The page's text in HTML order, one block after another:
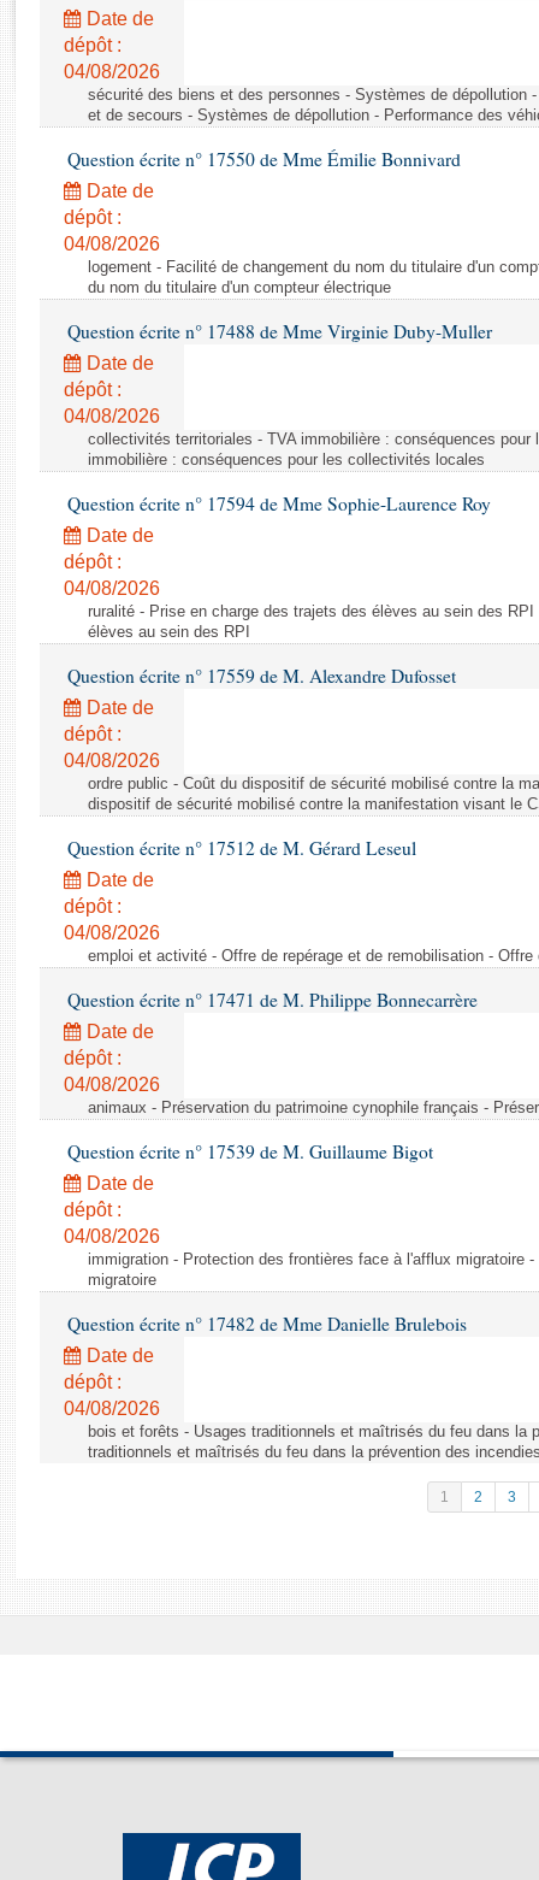
Rapports législatifs
Rapports sur l'application des lois
Baromètre de l’application des lois
Dossiers législatifs
Budget et sécurité sociale
Questions écrites et orales
Comptes rendus des débats
Date de
dépôt :
04/08/2026
sécurité des biens et des personnes - Systèmes de dépollution
et de secours - Systèmes de dépollution - Performance des
Question écrite n° 17550 de Mme Émilie Bonnivard
Date de
dépôt :
04/08/2026
logement - Facilité de changement du nom du titulaire d'un
du nom du titulaire d'un compteur électrique
Question écrite n° 17488 de Mme Virginie Duby-Muller
Date de
dépôt :
04/08/2026
collectivités territoriales - TVA immobilière : conséquences
immobilière : conséquences pour les collectivités locales
Question écrite n° 17594 de Mme Sophie-Laurence Roy
Date de
dépôt :
04/08/2026
ruralité - Prise en charge des trajets des élèves au sein des
élèves au sein des RPI
Question écrite n° 17559 de M. Alexandre Dufosset
Date de
dépôt :
04/08/2026
ordre public - Coût du dispositif de sécurité mobilisé contre la
dispositif de sécurité mobilisé contre la manifestation visant le
Question écrite n° 17512 de M. Gérard Leseul
Date de
dépôt :
04/08/2026
emploi et activité - Offre de repérage et de remobilisation -
Question écrite n° 17471 de M. Philippe Bonnecarrère
Date de
dépôt :
04/08/2026
animaux - Préservation du patrimoine cynophile français -
Question écrite n° 17539 de M. Guillaume Bigot
Date de
dépôt :
04/08/2026
immigration - Protection des frontières face à l'afflux migratoire
migratoire
Question écrite n° 17482 de Mme Danielle Brulebois
Date de
dépôt :
04/08/2026
bois et forêts - Usages traditionnels et maîtrisés du feu dans la
traditionnels et maîtrisés du feu dans la prévention des
1 2 3